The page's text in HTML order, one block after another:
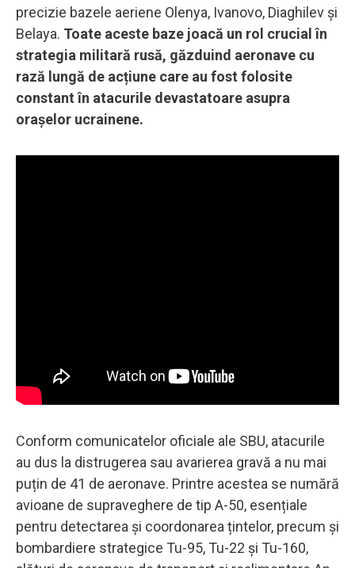
precizie bazele aeriene Olenya, Ivanovo, Diaghilev și
Belaya. Toate aceste baze joacă un rol crucial în
strategia militară rusă, găzduind aeronave cu
rază lungă de acțiune care au fost folosite
constant în atacurile devastatoare asupra
orașelor ucrainene.
Conform comunicatelor oficiale ale SBU, atacurile
au dus la distrugerea sau avarierea gravă a nu mai
puțin de 41 de aeronave. Printre acestea se numără
avioane de supraveghere de tip A-50, esențiale
pentru detectarea și coordonarea țintelor, precum și
bombardiere strategice Tu-95, Tu-22 și Tu-160,